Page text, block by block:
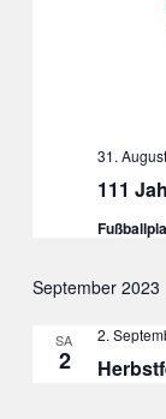
111
31.
September 2023
SA.
2
2.